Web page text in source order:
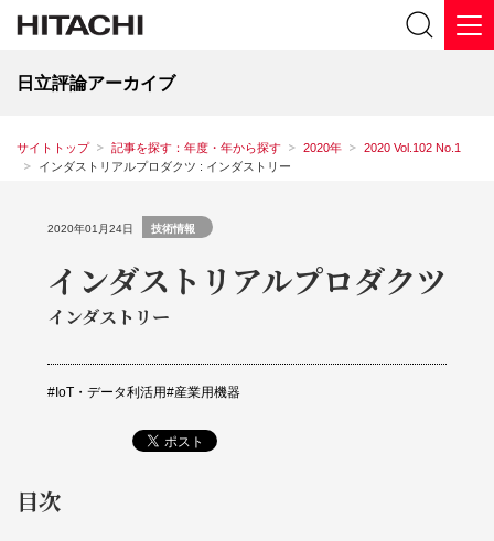
日立評論アーカイブ
サイトトップ 記事を探す：年度・年から探す 2020年
2020 Vol.102 No.1
インダストリアルプロダクツ : インダストリー
2020年01月24日 技術情報
インダストリアルプロダクツ
インダストリー
IoT・データ利活⽤ 産業用機器
目次